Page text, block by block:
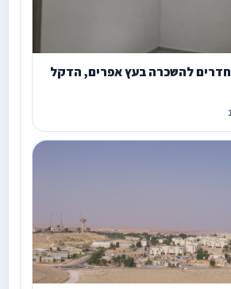
יחידת דיור 2.5 חדרים להשכרה בעץ אפרים, הדקל